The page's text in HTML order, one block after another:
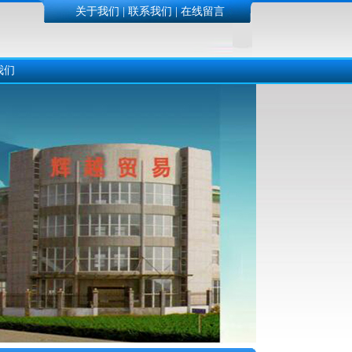
关于我们|联系我们|在线留言
们